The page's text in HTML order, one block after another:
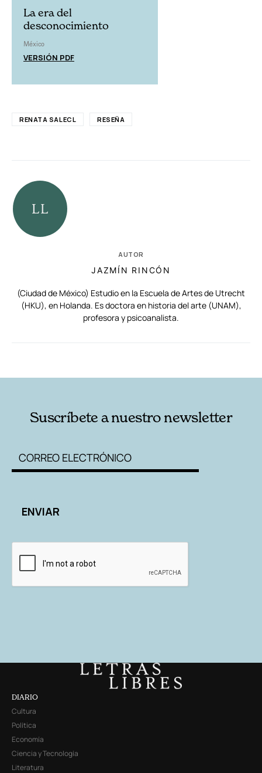
La era del
desconocimiento
México
VERSIÓN PDF
RENATA SALECL RESEÑA
AUTOR
JAZMÍN RINCÓN
(Ciudad de México) Estudio en la Escuela de Artes de Utrecht
(HKU), en Holanda. Es doctora en historia del arte (UNAM),
profesora y psicoanalista.
Suscríbete a nuestro newsletter
DIARIO
Cultura
Política
Economía
Ciencia y Tecnología
Literatura